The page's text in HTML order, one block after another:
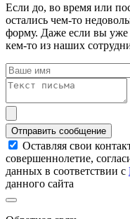
Если до, во время или
остались чем-то
форму. Даже если вы уже
кем-то из наших
Отправить сообщение
Оставляя свои
совершеннолетие,
данных в соответствии с
данного сайта